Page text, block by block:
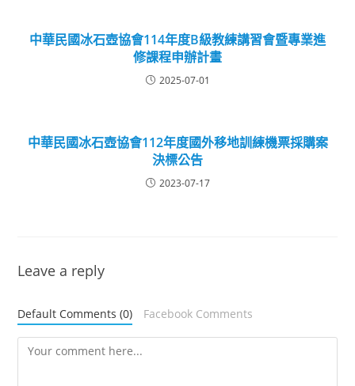
中華民國冰石壺協會114年度B級教練講習會暨專業進
修課程申辦計畫
2025-07-01
中華民國冰石壺協會112年度國外移地訓練機票採購案
決標公告
2023-07-17
Leave a reply
Default Comments (0) Facebook Comments
Comment